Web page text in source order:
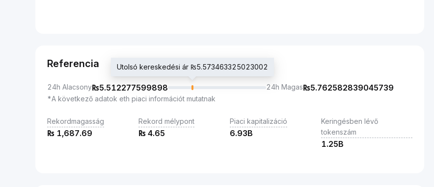
Referencia
24h Alacsony₨5.512277599898
Utolsó kereskedési ár ₨5.573463325023002
24h Magas₨5.762582839045739
*A következő adatok eth piaci információt mutatnak
Rekordmagasság
₨ 1,687.69
Rekord mélypont
₨ 4.65
Piaci kapitalizáció
6.93B
Keringésben lévő
tokenszám
1.25B